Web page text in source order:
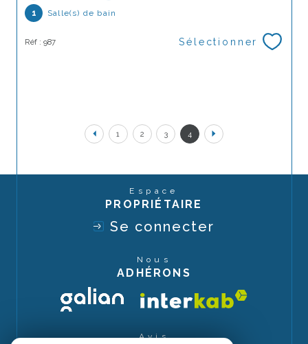
1 Salle(s) de bain
Réf : 987 Sélectionner
1 2 3 4
Espace
PROPRIÉTAIRE
Se connecter
Nous
ADHÉRONS
Avis